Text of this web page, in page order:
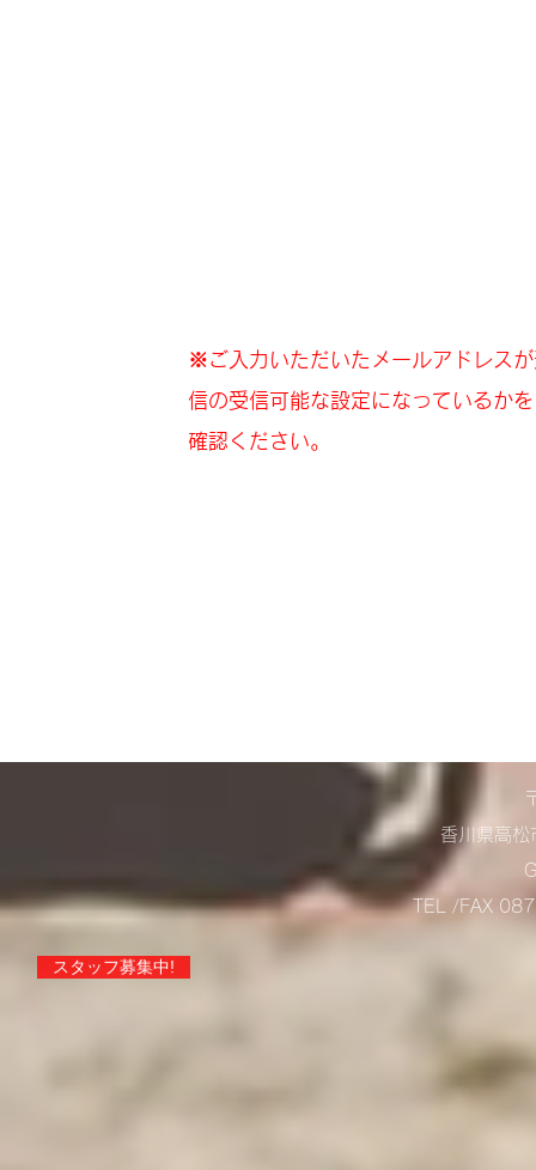
​※ご入力いただいたメールアドレス
信の受信可能な設定になっているか
確認ください。
スタッフ募集中!
香川県高
TEL /FAX